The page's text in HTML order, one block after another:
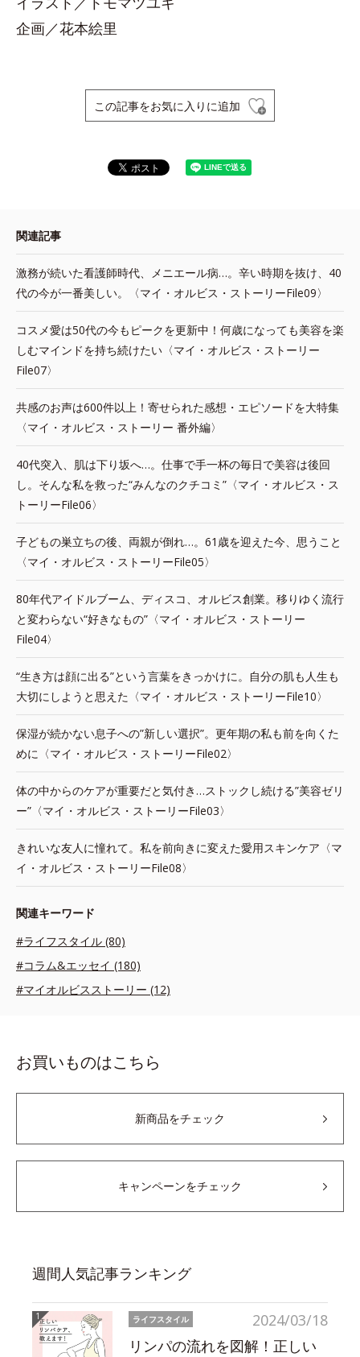
企画／花本絵里
この記事をお気に入りに追加
関連記事
激務が続いた看護師時代、メニエール病…。辛い時期を抜け、40
代の今が一番美しい。〈マイ・オルビス・ストーリーFile09〉
コスメ愛は50代の今もピークを更新中！何歳になっても美容を楽
しむマインドを持ち続けたい〈マイ・オルビス・ストーリー
File07〉
共感のお声は600件以上！寄せられた感想・エピソードを大特集
〈マイ・オルビス・ストーリー 番外編〉
40代突入、肌は下り坂へ…。仕事で手一杯の毎日で美容は後回
し。そんな私を救った“みんなのクチコミ”〈マイ・オルビス・ス
トーリーFile06〉
子どもの巣立ちの後、両親が倒れ…。61歳を迎えた今、思うこと
〈マイ・オルビス・ストーリーFile05〉
80年代アイドルブーム、ディスコ、オルビス創業。移りゆく流行
と変わらない“好きなもの”〈マイ・オルビス・ストーリー
File04〉
“生き方は顔に出る”という言葉をきっかけに。自分の肌も人生も
大切にしようと思えた〈マイ・オルビス・ストーリーFile10〉
保湿が続かない息子への”新しい選択”。更年期の私も前を向くた
めに〈マイ・オルビス・ストーリーFile02〉
体の中からのケアが重要だと気付き…ストックし続ける”美容ゼリ
ー”〈マイ・オルビス・ストーリーFile03〉
きれいな友人に憧れて。私を前向きに変えた愛用スキンケア〈マ
イ・オルビス・ストーリーFile08〉
関連キーワード
#ライフスタイル (80)
#コラム&エッセイ (180)
#マイオルビスストーリー (12)
お買いものはこちら
新商品をチェック
キャンペーンをチェック
週間人気記事ランキング
2024/03/18
ライフスタイル
リンパの流れを図解！正しい